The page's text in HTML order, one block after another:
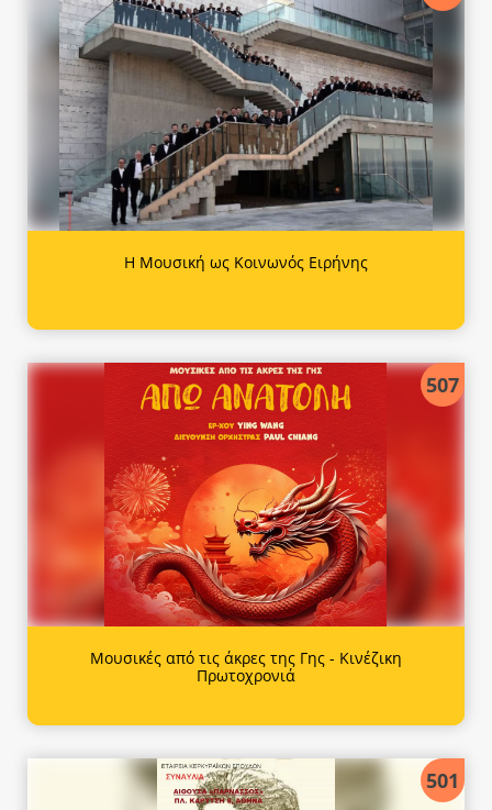
Η Μουσική ως Κοινωνός Ειρήνης
507
Μουσικές από τις άκρες της Γης - Κινέζικη
Πρωτοχρονιά
501